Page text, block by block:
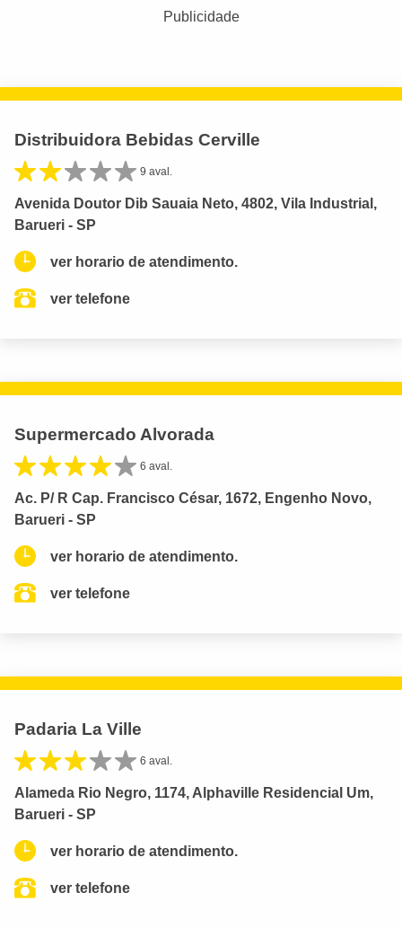
Publicidade
Distribuidora Bebidas Cerville
9 aval.
Avenida Doutor Dib Sauaia Neto, 4802, Vila Industrial,
Barueri - SP
ver horario de atendimento.
ver telefone
Supermercado Alvorada
6 aval.
Ac. P/ R Cap. Francisco César, 1672, Engenho Novo,
Barueri - SP
ver horario de atendimento.
ver telefone
Padaria La Ville
6 aval.
Alameda Rio Negro, 1174, Alphaville Residencial Um,
Barueri - SP
ver horario de atendimento.
ver telefone